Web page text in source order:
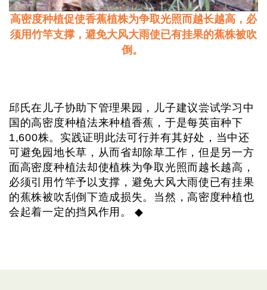
高密度种植促使香蕉植株为争取光照而越长越高，必
须用竹竿支撑，避免大风大雨使已有挂果的蕉株被吹
倒。
邱氏在儿子协助下管理果园，儿子建议尝试学习中
国的高密度种植法来种植香蕉，于是每英亩种下
1,600株。实践证明此法可行并有其好处，当中还
可避免园地长草，从而省却除草工作，但是另一方
面高密度种植法却使植株为争取光照而越长越高，
必须引用竹竿予以支撑，避免大风大雨使已有挂果
的蕉株被吹刮倒下造成损失。当然，高密度种植也
会起着一定的挡风作用。 ◆